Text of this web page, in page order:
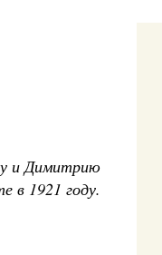
и Димитрию
в 1921 году.